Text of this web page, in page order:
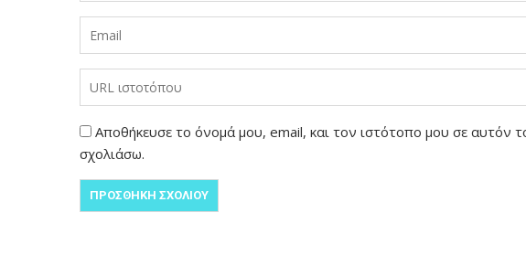
Αποθήκευσε το όνομά μου, email, και τον ιστότοπο μου σε αυτόν
σχολιάσω.